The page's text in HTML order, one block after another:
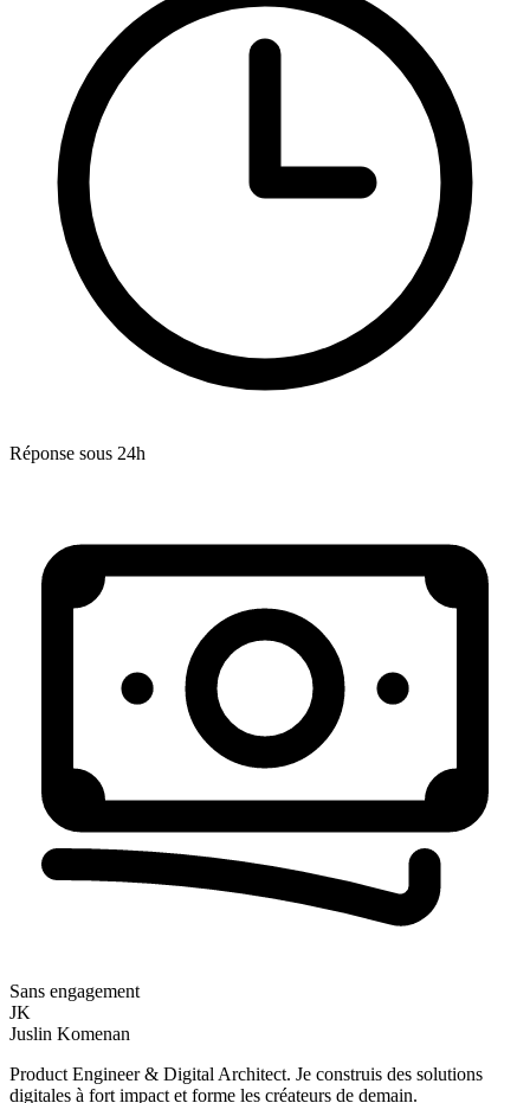
Réponse sous 24h
Sans engagement
JK
Juslin Komenan
Product Engineer & Digital Architect. Je construis des solutions
digitales à fort impact et forme les créateurs de demain.